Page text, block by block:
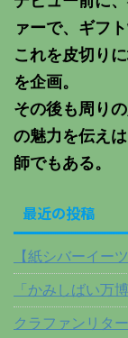
ァーで、ギフ
これを皮切り
を企画。
その後も周り
の魅力を伝え
師でもある。
最近の投稿
【紙シバーイー
「かみしばい万
クラファンリタ